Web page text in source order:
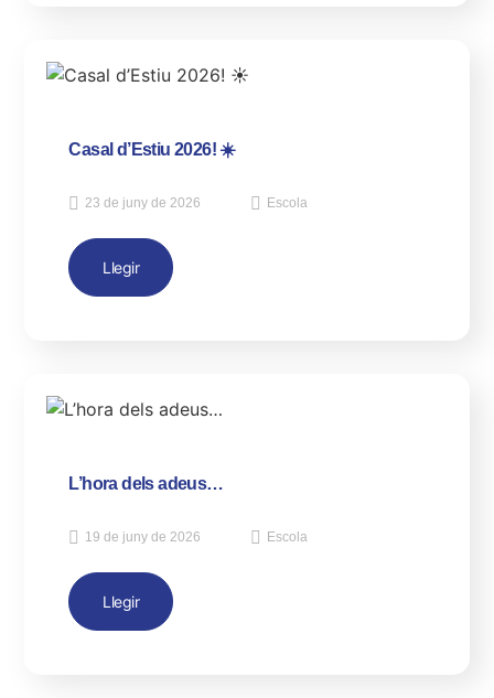
Casal d’Estiu 2026! ☀️
23 de juny de 2026 Escola
Llegir
L’hora dels adeus…
19 de juny de 2026 Escola
Llegir